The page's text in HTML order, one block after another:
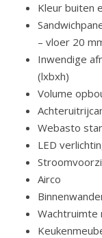
Kleur buiten
– vloer 20
Inwendige
(lxbxh)
Volume
Webasto
LED
Airco
Wachtruimte